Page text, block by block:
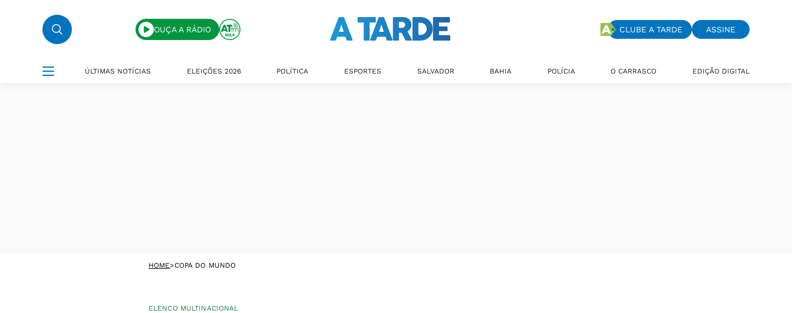
OUÇA A RÁDIO CLUBE A TARDE ASSINE
ÚLTIMAS NOTÍCIAS ELEIÇÕES 2026 POLÍTICA ESPORTES SALVADOR BAHIA POLÍCIA O CARRASCO EDIÇÃO DIGITAL
HOME>COPA DO MUNDO
ELENCO MULTINACIONAL